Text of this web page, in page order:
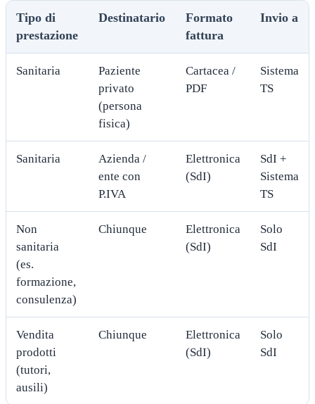
Tipo di
prestazione
Destinatario
Formato
fattura
Invio a
Sanitaria
Paziente
privato
(persona
fisica)
Cartacea /
PDF
Sistema
TS
Sanitaria
Azienda /
ente con
P.IVA
Elettronica
(SdI)
SdI +
Sistema
TS
Non
sanitaria
(es.
formazione,
consulenza)
Chiunque
Elettronica
(SdI)
Solo
SdI
Vendita
prodotti
(tutori,
ausili)
Chiunque
Elettronica
(SdI)
Solo
SdI